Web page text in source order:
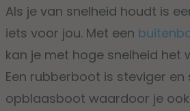
Als je van snelheid houdt is
iets voor jou. Met een
kan je met hoge snelheid het
Een rubberboot is steviger
opblaasboot waardoor je